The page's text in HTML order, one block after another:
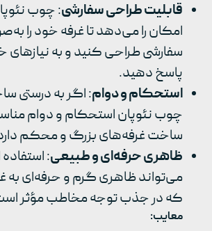
قابلیت طراحی سفارشی: چوب
امکان را می‌دهد تا غرفه خود را
سفارشی طراحی کنید و به
پاسخ دهید.
استحکام و دوام: اگر به درستی
چوب نئوپان استحکام و دوام
ساخت غرفه‌های بزرگ و محکم
ظاهری حرفه‌ای و طبیعی:
می‌تواند ظاهری گرم و حرفه‌ای به
که در جذب توجه مخاطب مؤثر
معایب: